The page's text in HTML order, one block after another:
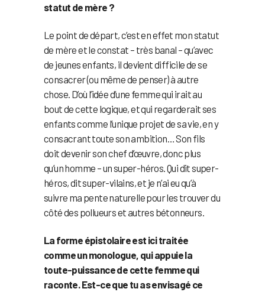
statut de mère ?
Le point de départ, c’est en effet mon statut
de mère et le constat – très banal – qu’avec
de jeunes enfants, il devient difficile de se
consacrer (ou même de penser) à autre
chose. D’où l’idée d’une femme qui irait au
bout de cette logique, et qui regarderait ses
enfants comme l’unique projet de sa vie, en y
consacrant toute son ambition… Son fils
doit devenir son chef d’œuvre, donc plus
qu’un homme – un super-héros. Qui dit super-
héros, dit super-vilains, et je n’ai eu qu’à
suivre ma pente naturelle pour les trouver du
côté des pollueurs et autres bétonneurs.
La forme épistolaire est ici traitée
comme un monologue, qui appuie la
toute-puissance de cette femme qui
raconte. Est-ce que tu as envisagé ce